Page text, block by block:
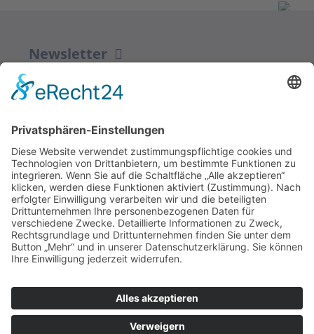
Newsletter
ZUR ANMELDUNG
Redaktion bbkult.net
Centrum Bavaria Bohemia (CeBB)
Dr. Veronika Hofinger
Freyung 1, 92539 Schönsee
Tel.:+49 (0)9674 / 92 48 78
veronika.hofinger@cebb.de